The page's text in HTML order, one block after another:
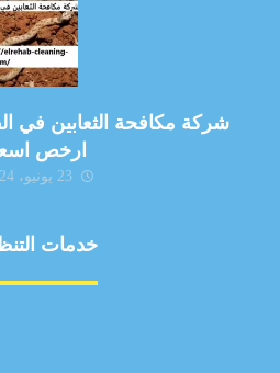
ارخص
23 يونيو، 2024
خدمات